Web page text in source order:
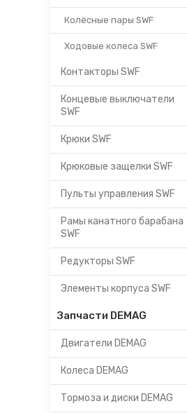
Колёсные пары SWF
Ходовые колеса SWF
Контакторы SWF
Концевые выключатели
SWF
Крюки SWF
Крюковые защелки SWF
Пульты управления SWF
Рамы канатного барабана
SWF
Редукторы SWF
Элементы корпуса SWF
Запчасти DEMAG
Двигатели DEMAG
Колеса DEMAG
Тормоза и диски DEMAG